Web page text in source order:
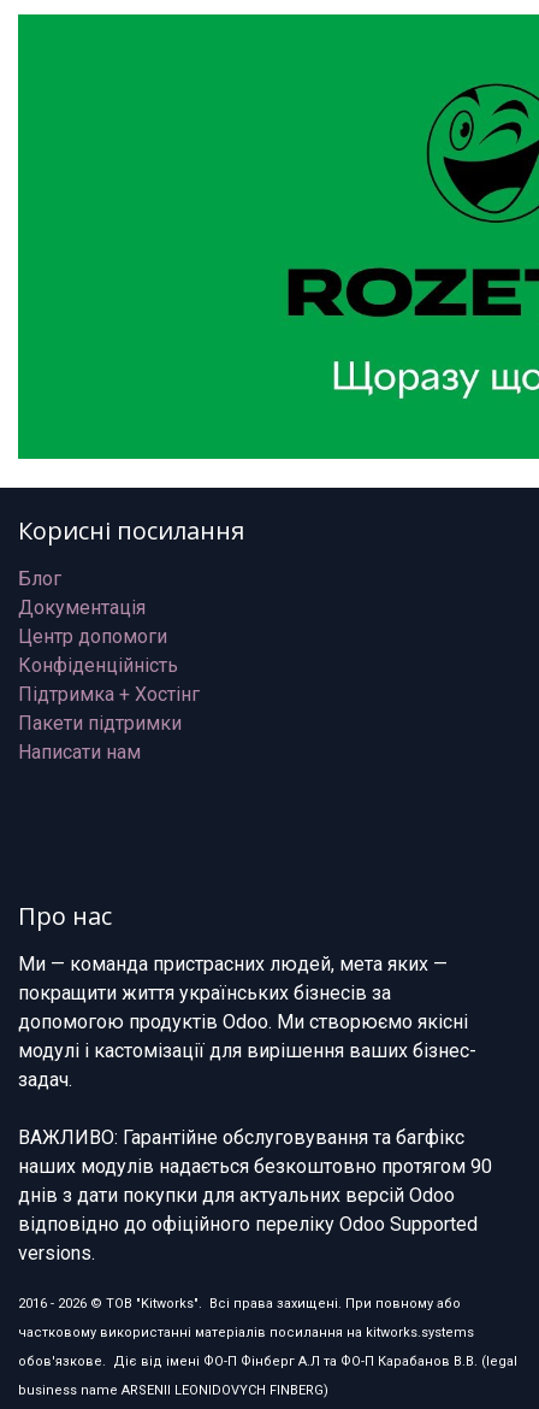
Корисні посилання
Блог
Документація
Центр допомоги
Конфіденційність
Підтримка + Хостінг
Пакети підтримки
Написати нам
Про нас
Ми — команда пристрасних людей, мета яких —
покращити життя українських бізнесів за
допомогою продуктів Odoo. Ми створюємо якісні
модулі і кастомізації для вирішення ваших бізнес-
задач.
ВАЖЛИВО: Гарантійне обслуговування та багфікс
наших модулів надається безкоштовно протягом 90
днів з дати покупки для актуальних версій Odoo
відповідно до офіційного переліку Odoo Supported
versions.
2016 - 2026 © ТОВ "Kitworks". Всі права захищені. При повному або
частковому використанні матеріалів посилання на kitworks.systems
обов'язкове. Діє від імені ФО-П Фінберг А.Л та ФО-П Карабанов В.В. (legal
business name ARSENII LEONIDOVYCH FINBERG)